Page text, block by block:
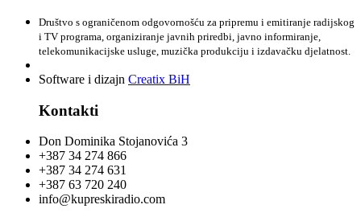
Društvo s ograničenom odgovornošću za pripremu i emitiranje radijskog
i TV programa, organiziranje javnih priredbi, javno informiranje,
telekomunikacijske usluge, muzička produkciju i izdavačku djelatnost.
Software i dizajn Creatix BiH
Kontakti
Don Dominika Stojanovića 3
+387 34 274 866
+387 34 274 631
+387 63 720 240
info@kupreskiradio.com